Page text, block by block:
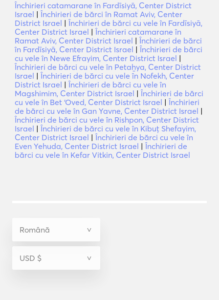
Închirieri catamarane în Fardīsiyā, Center District
Israel | Închirieri de bărci în Ramat Aviv, Center
District Israel | Închirieri de bărci cu vele în Fardīsiyā,
Center District Israel | Închirieri catamarane în
Ramat Aviv, Center District Israel | Închirieri de bărci
în Fardīsiyā, Center District Israel | Închirieri de bărci
cu vele în Newe Efrayim, Center District Israel |
Închirieri de bărci cu vele în Petaẖya, Center District
Israel | Închirieri de bărci cu vele în Nofekh, Center
District Israel | Închirieri de bărci cu vele în
Magshimim, Center District Israel | Închirieri de bărci
cu vele în Bet ‘Oved, Center District Israel | Închirieri
de bărci cu vele în Gan Yavne, Center District Israel |
Închirieri de bărci cu vele în Rishpon, Center District
Israel | Închirieri de bărci cu vele în Kibuţ Shefayim,
Center District Israel | Închirieri de bărci cu vele în
Even Yehuda, Center District Israel | Închirieri de
bărci cu vele în Kefar Vitkin, Center District Israel